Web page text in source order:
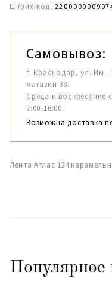
Штрих-код:
Самовывоз:
г. Краснодар, ул. Им.
магазин 38.
Среда и воскресение
7:00-16:00.
Возможна доставка
Лента Атлас 134
Популярное